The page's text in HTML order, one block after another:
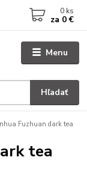
Menu
Hľadať
0 ks
za 0 €
Fuzhuan dark tea
tea